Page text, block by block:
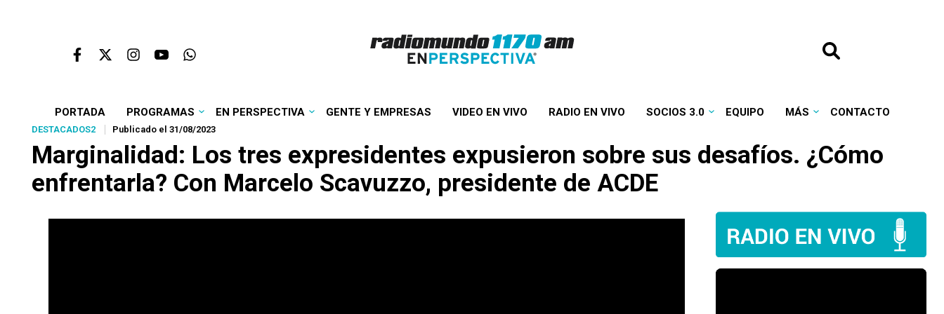
PORTADA PROGRAMAS EN PERSPECTIVA GENTE Y EMPRESAS VIDEO EN VIVO RADIO EN VIVO SOCIOS 3.0 EQUIPO MÁS CONTACTO
DESTACADOS2 Publicado el 31/08/2023
Marginalidad: Los tres expresidentes expusieron sobre sus desafíos. ¿Cómo
enfrentarla? Con Marcelo Scavuzzo, presidente de ACDE